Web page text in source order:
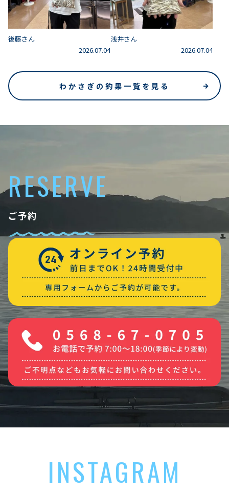
後藤さん
2026.07.04
浅井さん
2026.07.04
わかさぎの釣果一覧を見る
RESERVE
ご予約
INSTAGRAM